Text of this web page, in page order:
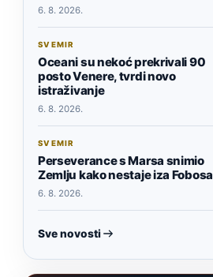
6. 8. 2026.
SVEMIR
Oceani su nekoć prekrivali 90
posto Venere, tvrdi novo
istraživanje
6. 8. 2026.
SVEMIR
Perseverance s Marsa snimio
Zemlju kako nestaje iza Fobosa
6. 8. 2026.
Sve novosti